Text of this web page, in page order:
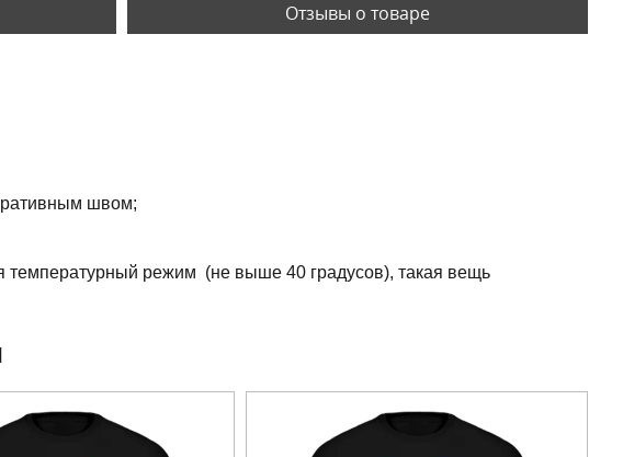
Отзывы о товаре
швом;
температурный режим (не выше 40 градусов), такая вещь